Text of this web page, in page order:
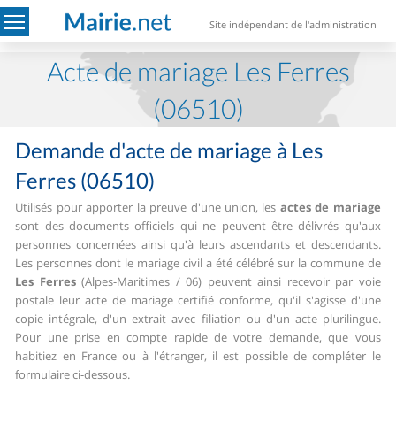
Site indépendant de l'administration
Acte de mariage Les Ferres
(06510)
Demande d'acte de mariage à Les
Ferres (06510)
Utilisés pour apporter la preuve d'une union, les actes de mariage
sont des documents officiels qui ne peuvent être délivrés qu'aux
personnes concernées ainsi qu'à leurs ascendants et descendants.
Les personnes dont le mariage civil a été célébré sur la commune de
Les Ferres(Alpes-Maritimes / 06) peuvent ainsi recevoir par voie
postale leur acte de mariage certifié conforme, qu'il s'agisse d'une
copie intégrale, d'un extrait avec filiation ou d'un acte plurilingue.
Pour une prise en compte rapide de votre demande, que vous
habitiez en France ou à l'étranger, il est possible de compléter le
formulaire ci-dessous.